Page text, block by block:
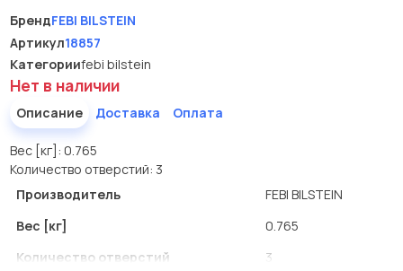
БрендFEBI BILSTEIN
Артикул18857
Категорииfebi bilstein
Нет в наличии
Описание Доставка Оплата
Вес [кг]: 0.765
Количество отверстий: 3
Производитель
FEBI BILSTEIN
Вес [кг]
0.765
Количество отверстий
3